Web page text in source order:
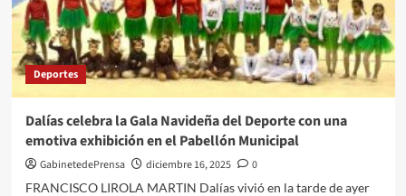
Mojonera
Deportes
Dalías celebra la Gala Navideña del Deporte con una
emotiva exhibición en el Pabellón Municipal
GabinetedePrensa diciembre 16, 2025
0
FRANCISCO LIROLA MARTIN Dalías vivió en la tarde de ayer